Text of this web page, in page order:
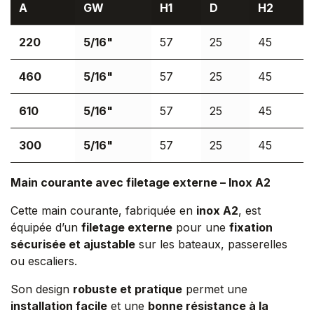
A GW H1 D H2
220 5/16" 57 25 45
460 5/16" 57 25 45
610 5/16" 57 25 45
300 5/16" 57 25 45
Main courante avec filetage externe – Inox A2
Cette main courante, fabriquée en inox A2, est
équipée d’un filetage externe pour une fixation
sécurisée et ajustable sur les bateaux, passerelles
ou escaliers.
Son design robuste et pratique permet une
installation facile et une bonne résistance à la